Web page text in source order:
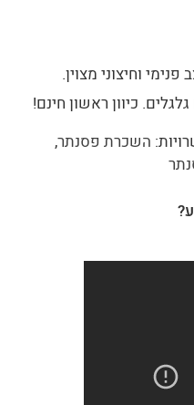
פנימי וחיצוני מצוין.
השכרת פסנתר,